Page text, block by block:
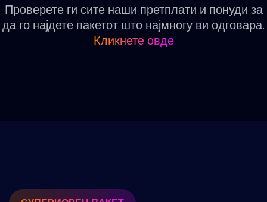
Проверете ги сите наши претплати и понуди за
да го најдете пакетот што најмногу ви одговара.
Кликнете овде